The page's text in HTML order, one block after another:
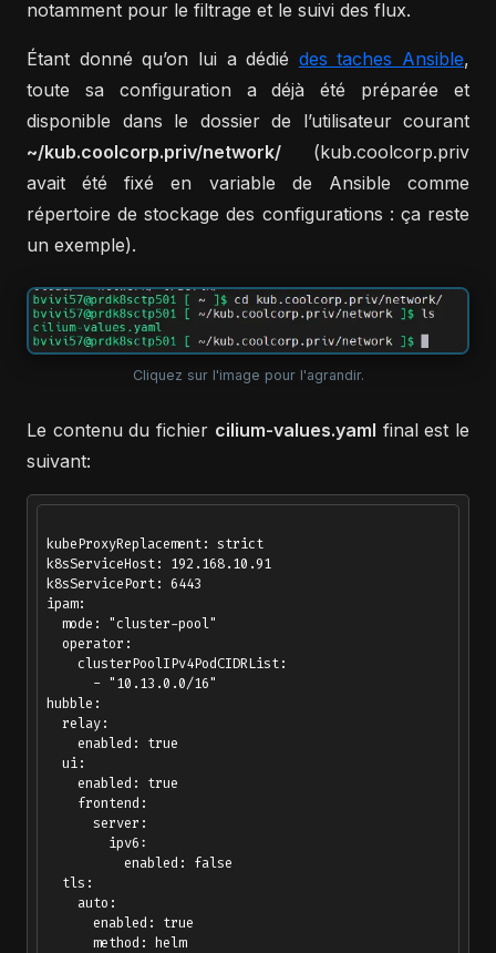
notamment pour le filtrage et le suivi des flux.
Étant donné qu’on lui a dédié des taches Ansible,
toute sa configuration a déjà été préparée et
disponible dans le dossier de l’utilisateur courant
~/kub.coolcorp.priv/network/ (kub.coolcorp.priv
avait été fixé en variable de Ansible comme
répertoire de stockage des configurations : ça reste
un exemple).
Cliquez sur l'image pour l'agrandir.
Le contenu du fichier cilium-values.yaml final est le
suivant:
kubeProxyReplacement: strict
k8sServiceHost: 192.168.10.91
k8sServicePort: 6443
ipam:
  mode: "cluster-pool"
  operator:
    clusterPoolIPv4PodCIDRList:
      - "10.13.0.0/16"
hubble:
  relay:
    enabled: true
  ui:
    enabled: true
    frontend:
      server:
        ipv6:
          enabled: false
  tls:
    auto:
      enabled: true
      method: helm